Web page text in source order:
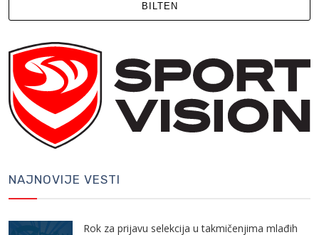
BILTEN
NAJNOVIJE VESTI
Rok za prijavu selekcija u takmičenjima mlađih